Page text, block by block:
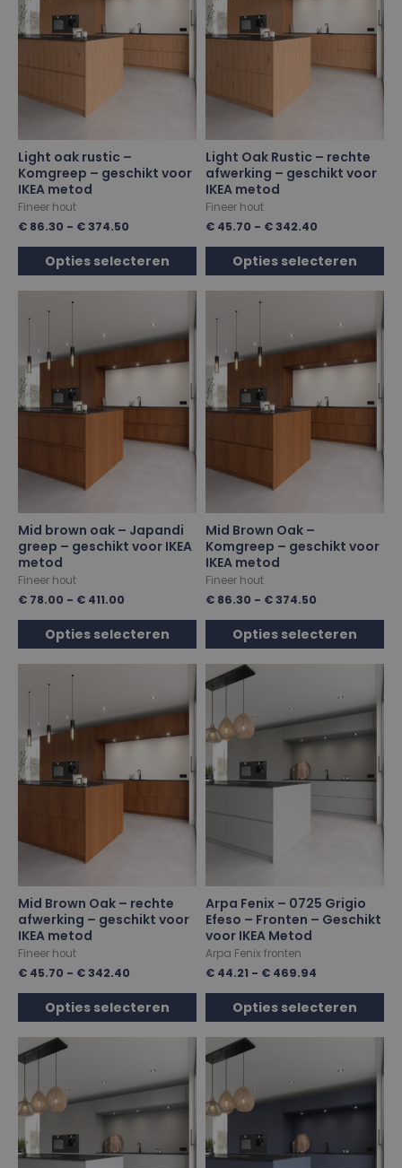
Light oak rustic –
Komgreep – geschikt voor
IKEA metod
Fineer hout
€ 86.30 - €374.50
Opties selecteren
Light Oak Rustic – rechte
afwerking – geschikt voor
IKEA metod
Fineer hout
€ 45.70 - €342.40
Opties selecteren
Mid brown oak – Japandi
greep – geschikt voor IKEA
metod
Fineer hout
€ 78.00 - € 411.00
Opties selecteren
Mid Brown Oak –
Komgreep – geschikt voor
IKEA metod
Fineer hout
€ 86.30 - €374.50
Opties selecteren
Mid Brown Oak – rechte
afwerking – geschikt voor
IKEA metod
Fineer hout
€ 45.70 - €342.40
Opties selecteren
Arpa Fenix – 0725 Grigio
Efeso – Fronten – Geschikt
voor IKEA Metod
Arpa Fenix fronten
€ 44.21 - € 469.94
Opties selecteren